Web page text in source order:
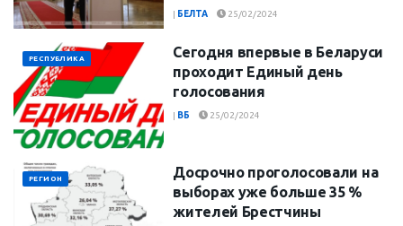
| БЕЛТА 25/02/2024
РЕСПУБЛИКА
Сегодня впервые в Беларуси
проходит Единый день
голосования
| ВБ 25/02/2024
РЕГИОН
Досрочно проголосовали на
выборах уже больше 35 %
жителей Брестчины